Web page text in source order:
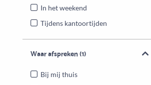
In het weekend
Tijdens kantoortijden
Waar afspreken(1)
Bij mij thuis